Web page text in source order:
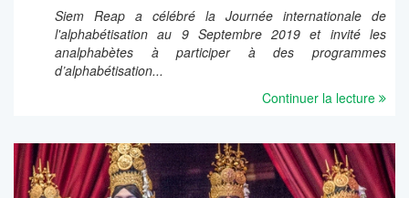
Siem Reap a célébré la Journée internationale de
l'alphabétisation au 9 Septembre 2019 et invité les
analphabètes à participer à des programmes
d’alphabétisation...
Continuer la lecture